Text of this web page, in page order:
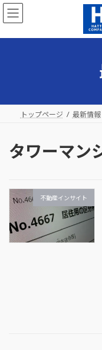
コ
ン
ン
ナ
ビ
ー
トップページ 最新情報
タワーマン
不動産インサイト